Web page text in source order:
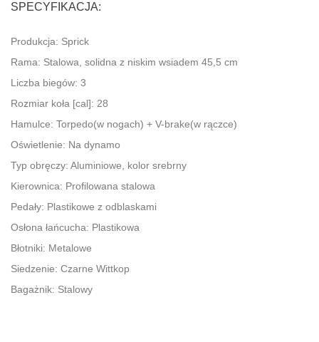
SPECYFIKACJA:
Produkcja: Sprick
Rama: Stalowa, solidna z niskim wsiadem 45,5 cm
Liczba biegów: 3
Rozmiar koła [cal]: 28
Hamulce: Torpedo(w nogach) + V-brake(w rączce)
Oświetlenie: Na dynamo
Typ obręczy: Aluminiowe, kolor srebrny
Kierownica: Profilowana stalowa
Pedały: Plastikowe z odblaskami
Osłona łańcucha: Plastikowa
Błotniki: Metalowe
Siedzenie: Czarne Wittkop
Bagażnik: Stalowy